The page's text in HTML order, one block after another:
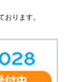
ります。